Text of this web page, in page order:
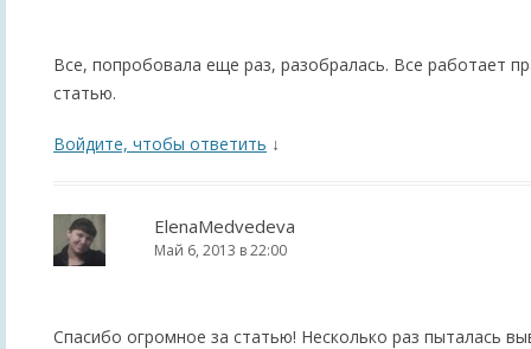
Все, попробовала еще раз, разобралась. Все работает
статью.
Войдите, чтобы ответить ↓
ElenaMedvedeva
Май 6, 2013 в 22:00
Спасибо огромное за статью! Несколько раз пыталась